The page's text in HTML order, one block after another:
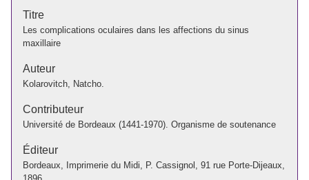
Titre
Les complications oculaires dans les affections du sinus
maxillaire
Auteur
Kolarovitch, Natcho.
Contributeur
Université de Bordeaux (1441-1970). Organisme de soutenance
Éditeur
Bordeaux, Imprimerie du Midi, P. Cassignol, 91 rue Porte-Dijeaux,